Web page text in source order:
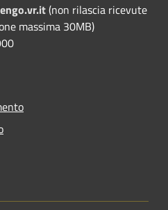
(non rilascia ricevute
massima 30MB)